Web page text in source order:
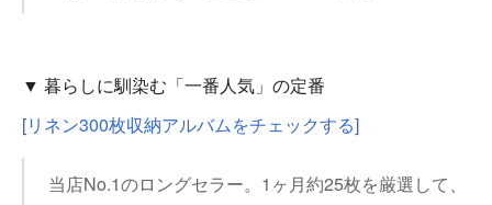
▼ 暮らしに馴染む「一番人気」の定番
[リネン300枚収納アルバムをチェックする]
当店No.1のロングセラー。1ヶ月約25枚を厳選して、